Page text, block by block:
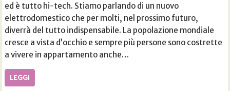
ed è tutto hi-tech. Stiamo parlando di un nuovo
elettrodomestico che per molti, nel prossimo futuro,
diverrà del tutto indispensabile. La popolazione mondiale
cresce a vista d’occhio e sempre più persone sono costrette
a vivere in appartamento anche…
LEGGI